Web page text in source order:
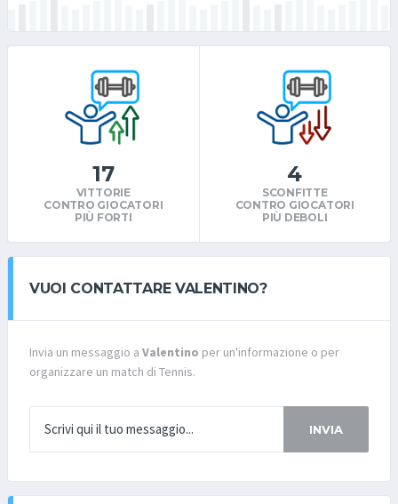
17
VITTORIE
CONTRO GIOCATORI
PIÙ FORTI
4
SCONFITTE
CONTRO GIOCATORI
PIÙ DEBOLI
VUOI CONTATTARE VALENTINO?
Invia un messaggio a Valentino per un'informazione o per
organizzare un match di Tennis.
INVIA